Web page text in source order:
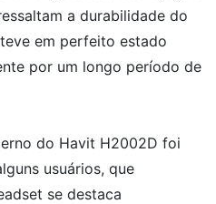
a durabilidade do
em perfeito estado
por um longo período de
do Havit H2002D foi
usuários, que
se destaca